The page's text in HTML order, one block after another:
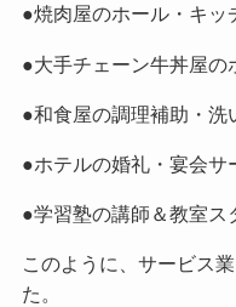
●焼肉屋のホール・キッ
●大手チェーン牛丼屋の
●和食屋の調理補助・洗
●ホテルの婚礼・宴会サ
●学習塾の講師＆教室ス
このように、サービス
た。